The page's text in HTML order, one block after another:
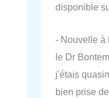
disponible
- Nouvelle à
le Dr
j'étais
bien prise